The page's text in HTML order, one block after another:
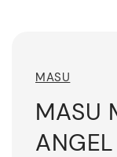
MASU
MASU